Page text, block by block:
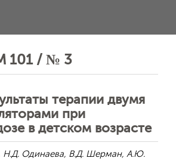
101 / № 3
терапии двумя
при
в детском возрасте
Н.Д. Одинаева, В.Д. Шерман, А.Ю.